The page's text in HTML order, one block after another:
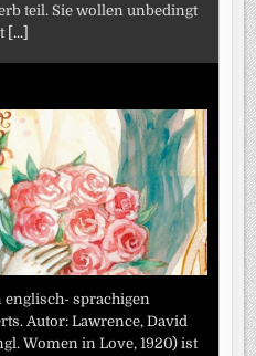
teil. Sie wollen unbedingt
[...]
englisch- sprachigen
Autor: Lawrence, David
Women in Love, 1920) ist